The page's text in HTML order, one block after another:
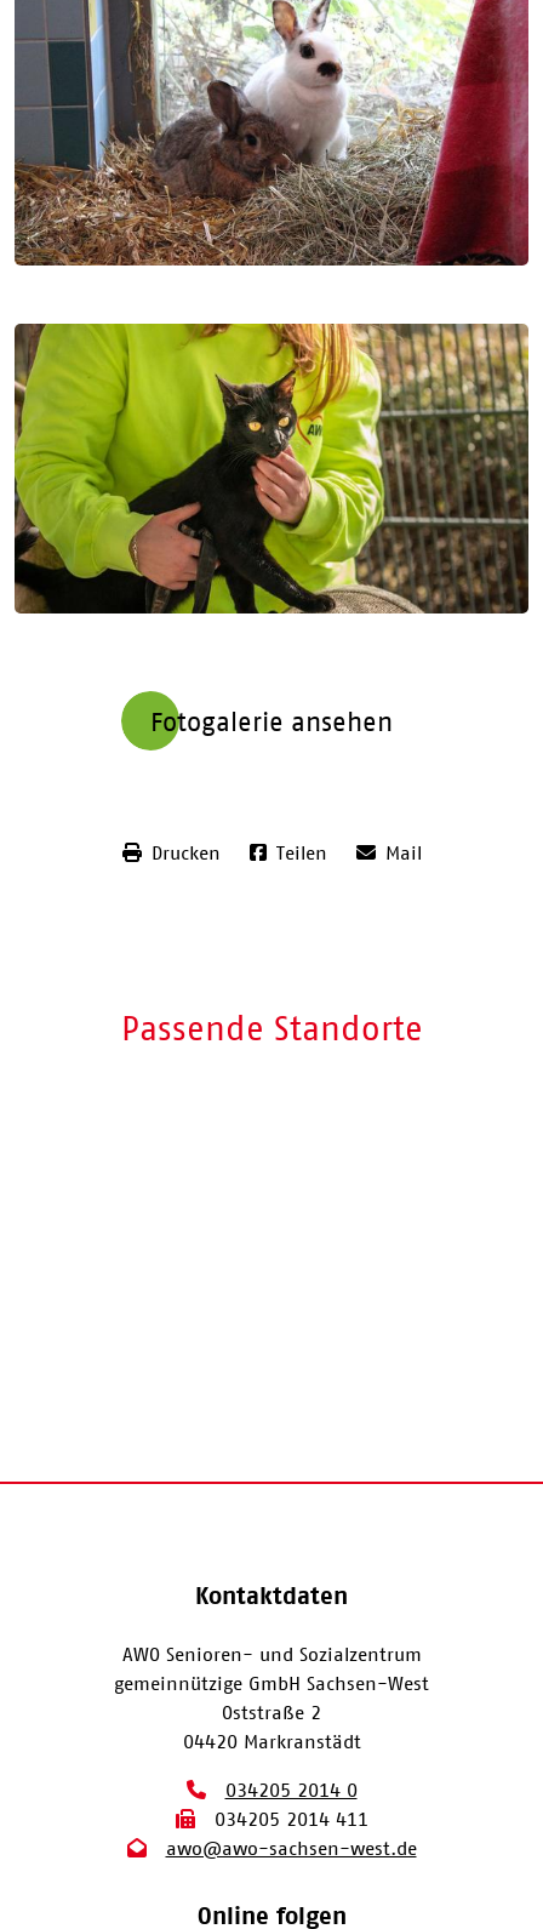
Fotogalerie ansehen
Drucken Teilen Mail
Passende Standorte
Kontaktdaten
AWO Senioren- und Sozialzentrum
gemeinnützige GmbH Sachsen-West
Oststraße 2
04420 Markranstädt
034205 2014 0
034205 2014 411
awo@awo-sachsen-west.de
Online folgen